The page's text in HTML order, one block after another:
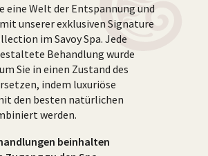
eine Welt der Entspannung und
unserer exklusiven Signature
im Savoy Spa. Jede
Behandlung wurde
Sie in einen Zustand des
indem luxuriöse
den besten natürlichen
werden.
beinhalten